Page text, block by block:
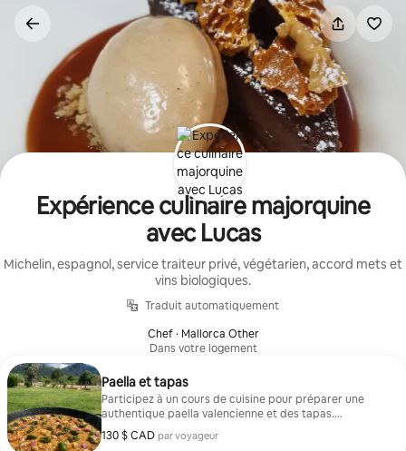
directement
Expérience culinaire majorquine
avec Lucas
Michelin, espagnol, service traiteur privé, végétarien, accord mets et
vins biologiques.
Traduit automatiquement
Chef · Mallorca Other
Dans votre logement
Paella et tapas
Participez à un cours de cuisine pour préparer une
authentique paella valencienne et des tapas.
Découvrez les origines et les techniques, puis savourez
les plats que vous préparez.
130 $ CAD par voyageur
130 $ CAD par voyageur